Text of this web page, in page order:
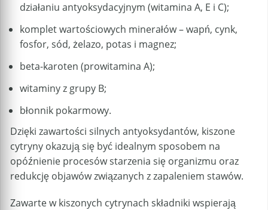
działaniu antyoksydacyjnym (witamina A, E i C);
komplet wartościowych minerałów – wapń, cynk,
fosfor, sód, żelazo, potas i magnez;
beta-karoten (prowitamina A);
witaminy z grupy B;
błonnik pokarmowy.
Dzięki zawartości silnych antyoksydantów, kiszone
cytryny okazują się być idealnym sposobem na
opóźnienie procesów starzenia się organizmu oraz
redukcję objawów związanych z zapaleniem stawów.
Zawarte w kiszonych cytrynach składniki wspierają